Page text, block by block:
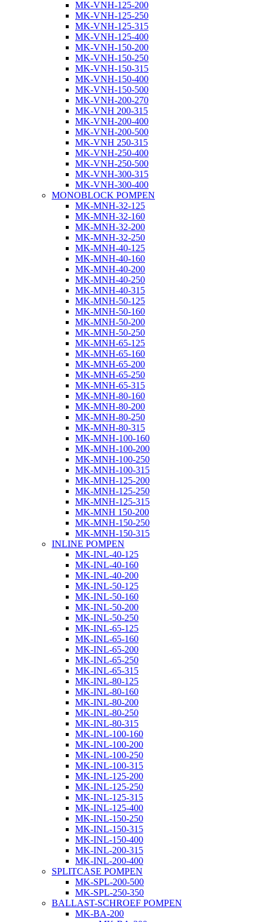
MK-VNH-125-200
MK-VNH-125-250
MK-VNH-125-315
MK-VNH-125-400
MK-VNH-150-200
MK-VNH-150-250
MK-VNH-150-315
MK-VNH-150-400
MK-VNH-150-500
MK-VNH-200-270
MK-VNH 200-315
MK-VNH-200-400
MK-VNH-200-500
MK-VNH 250-315
MK-VNH-250-400
MK-VNH-250-500
MK-VNH-300-315
MK-VNH-300-400
MONOBLOCK POMPEN
MK-MNH-32-125
MK-MNH-32-160
MK-MNH-32-200
MK-MNH-32-250
MK-MNH-40-125
MK-MNH-40-160
MK-MNH-40-200
MK-MNH-40-250
MK-MNH-40-315
MK-MNH-50-125
MK-MNH-50-160
MK-MNH-50-200
MK-MNH-50-250
MK-MNH-65-125
MK-MNH-65-160
MK-MNH-65-200
MK-MNH-65-250
MK-MNH-65-315
MK-MNH-80-160
MK-MNH-80-200
MK-MNH-80-250
MK-MNH-80-315
MK-MNH-100-160
MK-MNH-100-200
MK-MNH-100-250
MK-MNH-100-315
MK-MNH-125-200
MK-MNH-125-250
MK-MNH-125-315
MK-MNH 150-200
MK-MNH-150-250
MK-MNH-150-315
INLINE POMPEN
MK-INL-40-125
MK-INL-40-160
MK-INL-40-200
MK-INL-50-125
MK-INL-50-160
MK-INL-50-200
MK-INL-50-250
MK-INL-65-125
MK-INL-65-160
MK-INL-65-200
MK-INL-65-250
MK-INL-65-315
MK-INL-80-125
MK-INL-80-160
MK-INL-80-200
MK-INL-80-250
MK-INL-80-315
MK-INL-100-160
MK-INL-100-200
MK-INL-100-250
MK-INL-100-315
MK-INL-125-200
MK-INL-125-250
MK-INL-125-315
MK-INL-125-400
MK-INL-150-250
MK-INL-150-315
MK-INL-150-400
MK-INL-200-315
MK-INL-200-400
SPLITCASE POMPEN
MK-SPL-200-500
MK-SPL-250-350
BALLAST-SCHROEF POMPEN
MK-BA-200